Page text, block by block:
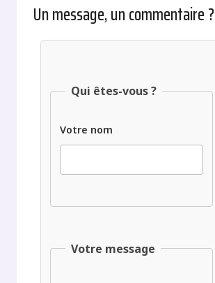
Un message, un commentaire ?
Qui êtes-vous ?
Votre nom
Votre message